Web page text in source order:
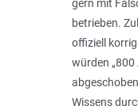
gern mit
betrieben.
offiziell
würden
Wissens